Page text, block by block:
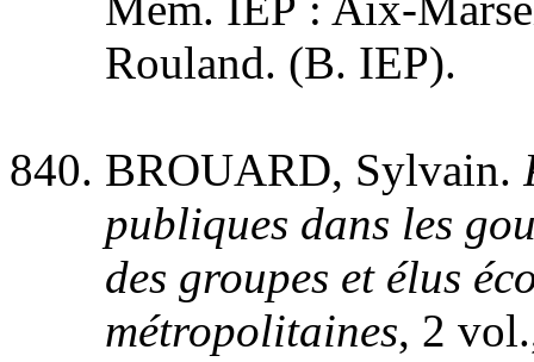
Rouland. (B. IEP).
BROUARD, Sylvain.
publiques dans les
des groupes et élus
métropolitaines, 2